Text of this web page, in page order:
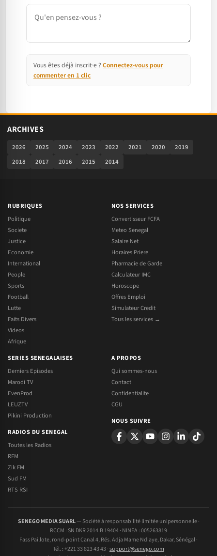
Commentaire
Vous êtes déjà inscrit·e ? Connectez-vous pour
commenter en 1 clic
ARCHIVES
2026 2025 2024 2023 2022 2021 2020
2019
2018
2017 2016 2015 2014
RUBRIQUES
Politique
Societe
Justice
Economie
International
People
Sports
Football
Lutte
Faits Divers
Videos
Afrique
NOS SERVICES
Convertisseur FCFA
Meteo Senegal
Salaire Net
Horaires Priere
Pharmacie de Garde
Calculateur IMC
Horoscope
Offres Emploi
Simulateur Credit
Tous les services →
SERIES SENEGALAISES
Derniers Episodes
Marodi TV
EvenProd
LEUZTV
Pikini Production
RADIOS DU SENEGAL
Toutes les Radios
RFM
Zik FM
Sud FM
RTS RSI
A PROPOS
Qui sommes-nous
Contact
Confidentialite
CGU
NOUS SUIVRE
SENEGO MEDIA SUARL— Société à responsabilité limitée unipersonnelle ·
RCCM : SN DKR 2014.B 19404 · NINEA : 005263819
Fass Paillote, rond-point Canal 4, Rés. Adja Mame Ndiaye, Dakar, Sénégal ·
Tél. : +221 33 823 43 43 ·support@senego.com